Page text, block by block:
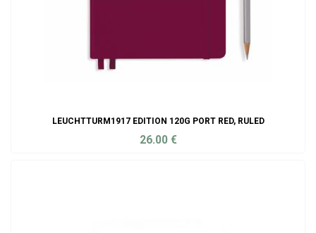
LEUCHTTURM1917 EDITION 120G PORT RED, RULED
26.00 €